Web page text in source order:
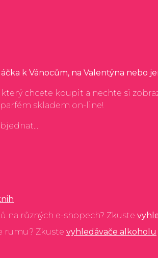
k Vánocům, na Valentýna nebo
chcete koupit a nechte si
skladem on-line!
na různých e-shopech? Zkuste
rumu? Zkuste vyhledávače alkoholu